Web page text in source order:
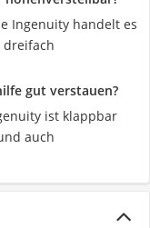
Ingenuity handelt es
dreifach
gut verstauen?
ist klappbar
auch